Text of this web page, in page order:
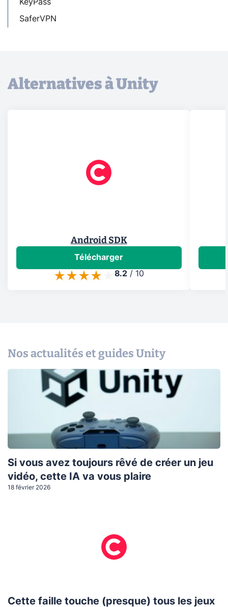
KeyPass
SaferVPN
Alternatives à Unity
Android SDK
Télécharger
8.2 / 10
Nos actualités et guides Unity
Si vous avez toujours rêvé de créer un jeu
vidéo, cette IA va vous plaire
18 février 2026
Cette faille touche (presque) tous les jeux